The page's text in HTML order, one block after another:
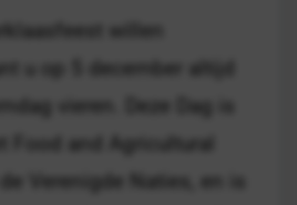
willen
u op 5 december altijd
vieren. Deze Dag is
Food and Agricultural
Verenigde Naties, en is